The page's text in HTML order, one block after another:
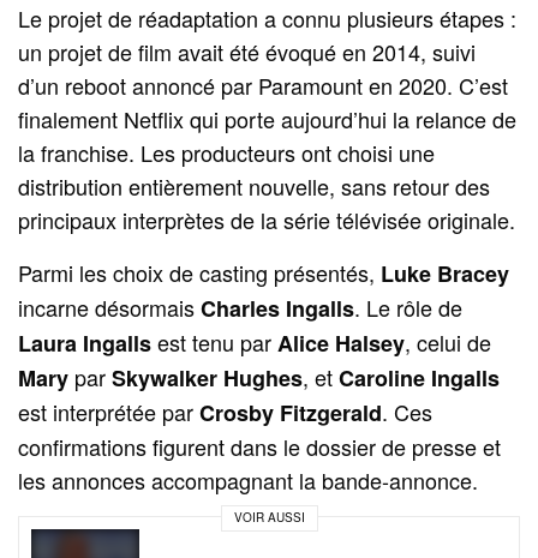
Le projet de réadaptation a connu plusieurs étapes :
un projet de film avait été évoqué en 2014, suivi
d’un reboot annoncé par Paramount en 2020. C’est
finalement Netflix qui porte aujourd’hui la relance de
la franchise. Les producteurs ont choisi une
distribution entièrement nouvelle, sans retour des
principaux interprètes de la série télévisée originale.
Parmi les choix de casting présentés, Luke Bracey
incarne désormaisCharles Ingalls. Le rôle de
Laura Ingallsest tenu parAlice Halsey, celui de
Mary parSkywalker Hughes, etCaroline Ingalls
est interprétée parCrosby Fitzgerald. Ces
confirmations figurent dans le dossier de presse et
les annonces accompagnant la bande-annonce.
VOIR AUSSI